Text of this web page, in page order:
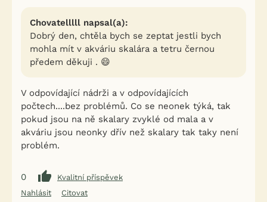
Chovatelllll napsal(a):
Dobrý den, chtěla bych se zeptat jestli bych
mohla mít v akváriu skalára a tetru černou
předem děkuji . 😄
V odpovídající nádrži a v odpovídajících
počtech....bez problémů. Co se neonek týká, tak
pokud jsou na ně skalary zvyklé od mala a v
akváriu jsou neonky dřív než skalary tak taky není
problém.
0
Kvalitní příspěvek
Nahlásit
Citovat